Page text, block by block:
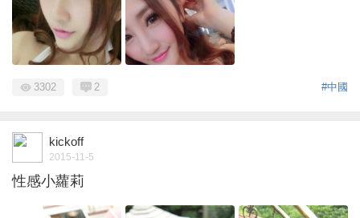
#中國
3302 2
kickoff
2015-11-5
性感小蘿莉